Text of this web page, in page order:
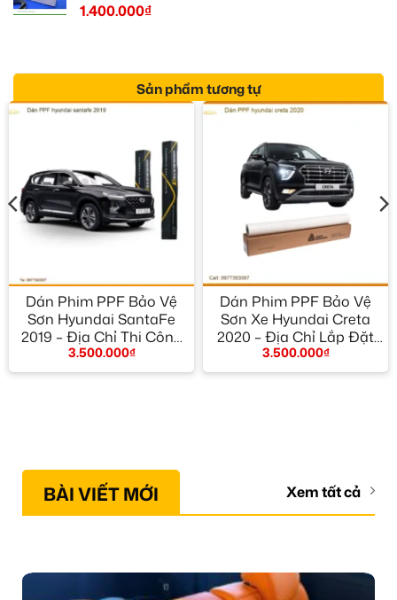
1.400.000₫
Sản phẩm tương tự
Dán Phim PPF Bảo Vệ
Sơn Hyundai SantaFe
2019 – Địa Chỉ Thi Công
Uy Tín TPHCM
3.500.000₫
Dán Phim PPF Bảo Vệ
Sơn Xe Hyundai Creta
2020 – Địa Chỉ Lắp Đặt
Uy Tín TPHCM
3.500.000₫
BÀI VIẾT MỚI Xem tất cả